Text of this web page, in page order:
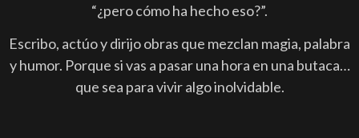
“¿pero cómo ha hecho eso?”.
Escribo, actúo y dirijo obras que mezclan magia, palabra
y humor. Porque si vas a pasar una hora en una butaca…
que sea para vivir algo inolvidable.